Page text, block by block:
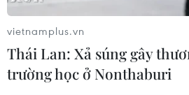
05/08/2026 06:53
Brazil hạ cấp quan hệ với
căng thẳng ngoại giao với Mỹ
vietnamplus.vn
Thái Lan: Xả súng gây
trường học ở Nonthaburi